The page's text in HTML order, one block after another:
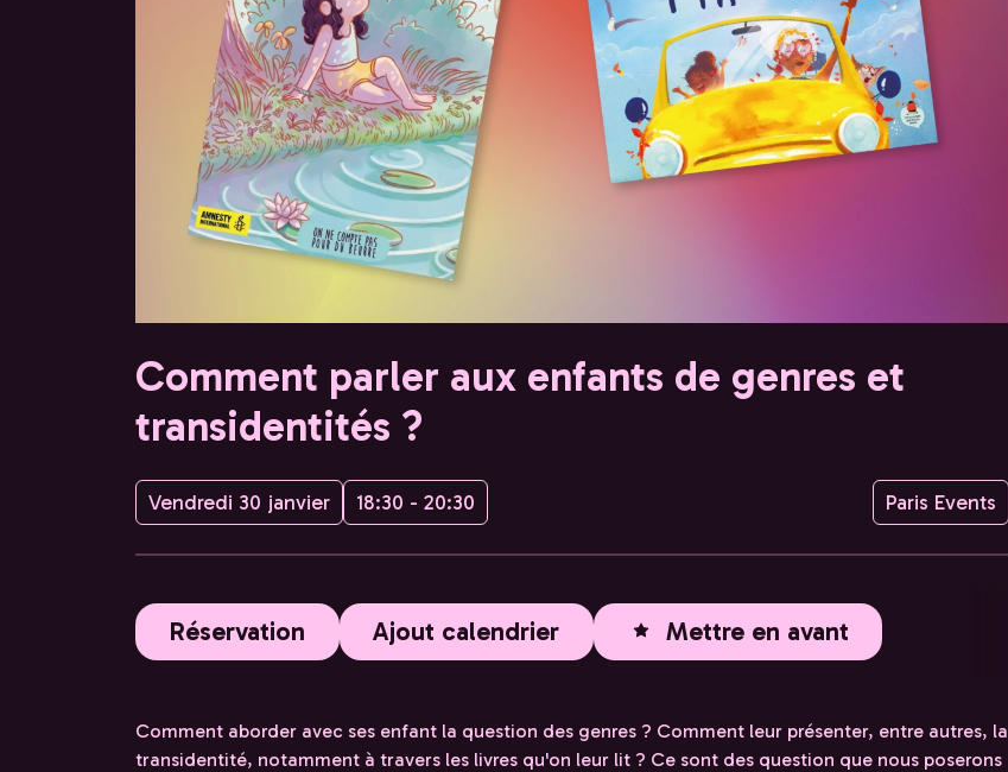
Comment parler aux enfants de genres et
transidentités ?
Vendredi 30 janvier 18:30 - 20:30 Paris Events
Réservation Ajout calendrier Mettre en avant
Comment aborder avec ses enfant la question des genres ? Comment leur présenter, entre autres, la
transidentité, notamment à travers les livres qu'on leur lit ? Ce sont des question que nous poserons